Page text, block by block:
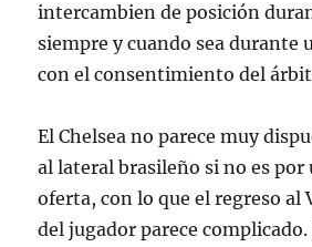
intercambien de posición
siempre y cuando sea durante
con el consentimiento del
El Chelsea no parece muy
al lateral brasileño si no es por
oferta, con lo que el regreso al
del jugador parece